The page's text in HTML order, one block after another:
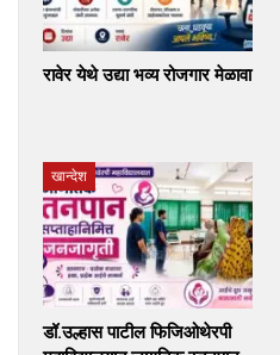
रावेर येथे उद्या भव्य रोजगार मेळावा
खान्देश
डॉ.उल्हास पाटील फिजिओथेरपी